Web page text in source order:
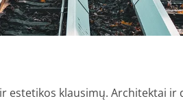
estetikos klausimų. Architektai ir